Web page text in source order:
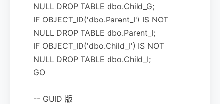
NULL DROP TABLE dbo.Child_G;
IF OBJECT_ID('dbo.Parent_I') IS NOT
NULL DROP TABLE dbo.Parent_I;
IF OBJECT_ID('dbo.Child_I') IS NOT
NULL DROP TABLE dbo.Child_I;
GO
-- GUID 版